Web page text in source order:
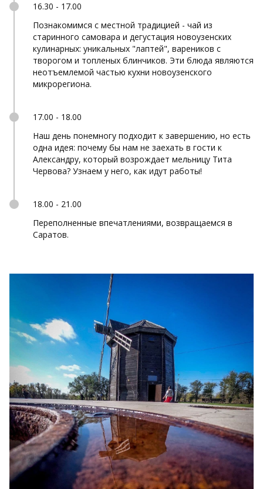
16.30 - 17.00
Познакомимся с местной традицией - чай из
старинного самовара и дегустация новоузенских
кулинарных: уникальных "лаптей", вареников с
творогом и топленых блинчиков. Эти блюда являются
неотъемлемой частью кухни новоузенского
микрорегиона.
17.00 - 18.00
Наш день понемногу подходит к завершению, но есть
одна идея: почему бы нам не заехать в гости к
Александру, который возрождает мельницу Тита
Червова? Узнаем у него, как идут работы!
18.00 - 21.00
Переполненные впечатлениями, возвращаемся в
Саратов.